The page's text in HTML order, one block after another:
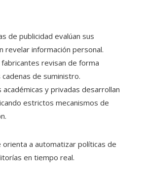
de publicidad evalúan sus
revelar información personal.
revisan de forma
de suministro.
académicas y privadas desarrollan
estrictos mecanismos de
orienta a automatizar políticas de
en tiempo real.